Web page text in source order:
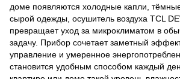
доме появляются холодные капли,
сырой одежды, осушитель воздуха TCL
превращает уход за микроклиматом в
задачу. Прибор сочетает заметный
управление и умеренное
становится удобным способом каждый